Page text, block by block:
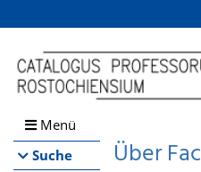
Browsen
direkt zum Inhalt
Menü
Suche
Über